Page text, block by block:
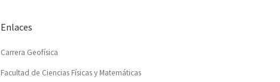
Enlaces
Carrera Geofísica
Facultad de Ciencias Físicas y Matemáticas